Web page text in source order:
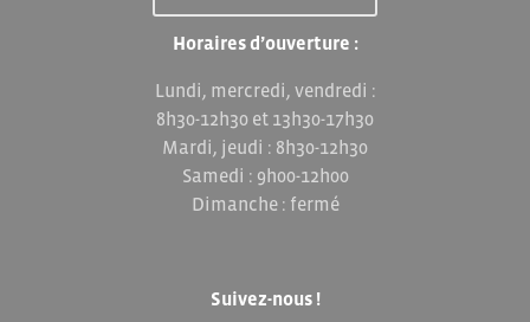
Horaires d’ouverture :
Lundi, mercredi, vendredi :
8h30-12h30 et 13h30-17h30
Mardi, jeudi : 8h30-12h30
Samedi : 9h00-12h00
Dimanche : fermé
Suivez-nous !